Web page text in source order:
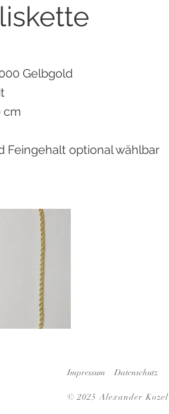
Gelbgold
cm
Feingehalt optional wählbar
Impressum Datenschutz
© 2025 Alexander Kozel